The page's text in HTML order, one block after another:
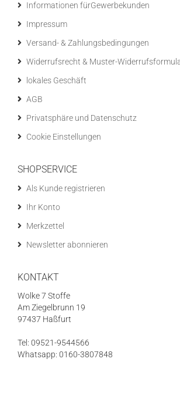
Informationen fürGewerbekunden
Impressum
Versand- & Zahlungsbedingungen
Widerrufsrecht & Muster-
lokales Geschäft
AGB
Privatsphäre und Datenschutz
Cookie Einstellungen
SHOPSERVICE
Als Kunde registrieren
Ihr Konto
Merkzettel
Newsletter abonnieren
KONTAKT
Wolke 7 Stoffe
Am Ziegelbrunn 19
97437 Haßfurt
Tel: 09521-9544566
Whatsapp: 0160-3807848